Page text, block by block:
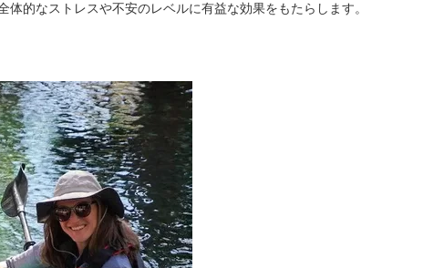
的なストレスや不安のレベルに有益な効果をもたらします。